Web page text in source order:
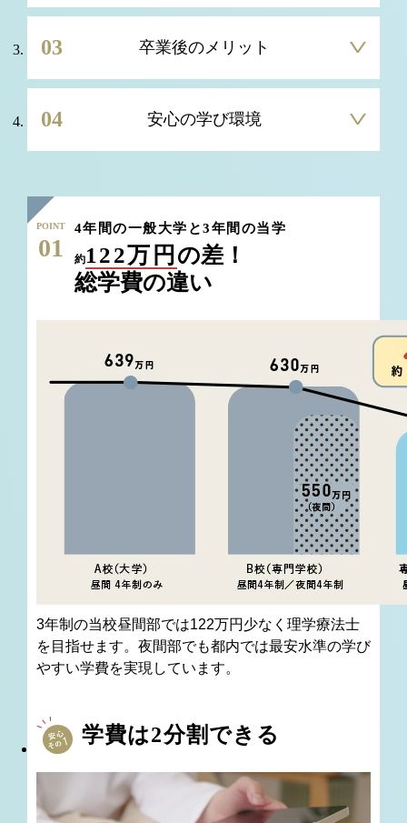
03 卒業後のメリット
04 安心の学び環境
POINT
01
4年間の一般大学と3年間の当学
約122万円 の差！
総学費の違い
3年制の当校昼間部では122万円少なく理学療法士
を目指せます。 夜間部でも都内では最安水準の学び
やすい学費を実現しています。
学費は2分割できる